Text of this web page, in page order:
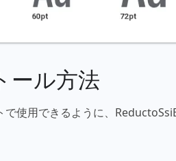
ール方法
使用できるように、